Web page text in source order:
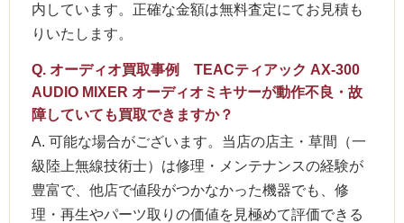
内しています。正確な金額は無料査定にてお見積も
りいたします。
Q. オーディオ買取事例 TEACティアック AX-300
AUDIO MIXER オーディオミキサーが動作不良・故
障していても買取できますか？
A. 可能な場合がございます。当店の店主・草間（一
級陸上無線技術士）は修理・メンテナンスの経験が
豊富で、他店で値段がつかなかった機器でも、修
理・再生やパーツ取りの価値を見極めて評価できる